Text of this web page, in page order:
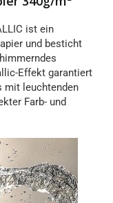
ist ein
und besticht
Effekt garantiert
mit leuchtenden
Farb- und